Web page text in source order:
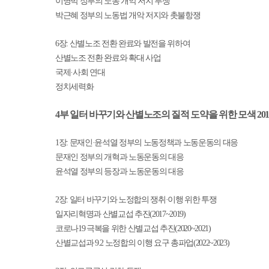
박근혜 정부의 노동법 개악 저지와 촛불항쟁
6장: 산별노조 전환 완료와 발전을 위하여
산별노조 전환 완료와 확대 사업
국제 ·사회 연대
정치세력화
4부 일터 바꾸기와 산별노조의 질적 도약을 위한 모색
1장: 문재인·윤석열 정부의 노동정책과 노동운동의 대응
문재인 정부의 개혁과 노동운동의 대응
윤석열 정부의 등장과 노동운동의 대응
2장: 일터 바꾸기와 노정합의 쟁취 ·이행 위한 투쟁
일자리혁명과 산별교섭 추진(2017~2019)
코로나19극복을 위한 산별교섭 추진(2020~2021)
산별교섭과9.2 노정합의 이행 요구 총파업(2022~2023)